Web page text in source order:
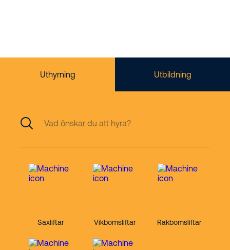
Uthyrning Utbildning
Saxliftar Vikbomsliftar Rakbomsliftar